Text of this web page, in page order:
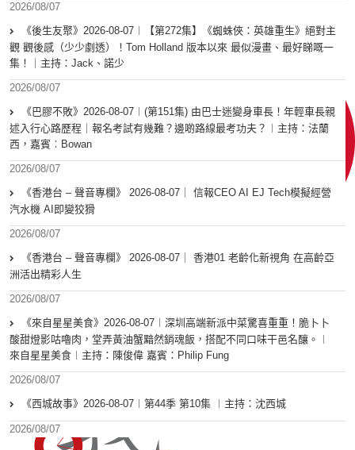
2026/08/07
《後生友聚》2026-08-07︱【第272集】《蜘蛛俠：英雄重生》絕對主
觀 觀後感（少少劇透）！Tom Holland 版本以來 最似漫畫、最好睇嘅一
集！｜主持：Jack、諾少
2026/08/07
《巴膠不敗》2026-08-07︱(第151集) 由巴士迷變身車長！年輕車長親
述入行心路歷程｜報名考試有幾難？邊啲路線最考功夫？︱主持：法蘭
西，嘉賓︰Bowan
2026/08/07
《香港台 – 聲音專欄》 2026-08-07｜ 信報CEO AI EJ Tech模擬經營
汽水機 AI即變狡猾
2026/08/07
《香港台 – 聲音專欄》 2026-08-07｜ 香港01 老齡化新視角 在高齡亞
洲活出精彩人生
2026/08/07
《來自星星美食》2026-08-07︱深圳高端新派中菜驚喜重重！脆卜卜
酸甜燈影咕嚕肉，堂弄黃油蟹黯然銷魂飯，搭配不同口味干邑名釀。︱
來自星星美食︱主持：陳俊偉 嘉賓：Philip Fung
2026/08/07
《西城故事》2026-08-07︱第44季 第10集 ︱主持：沈西城
2026/08/07